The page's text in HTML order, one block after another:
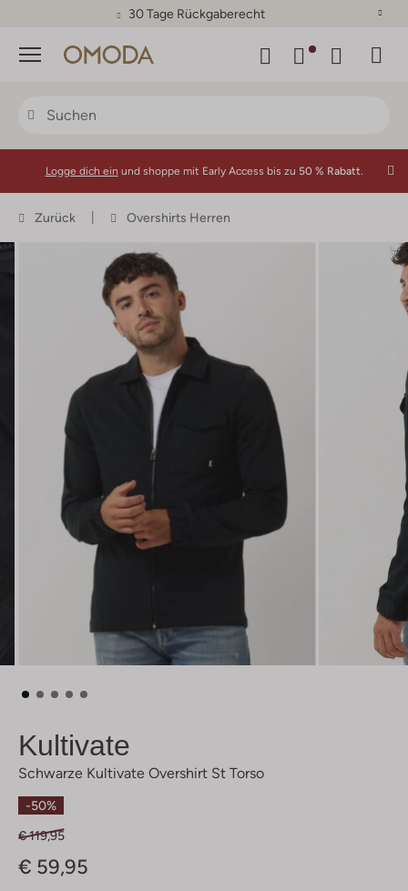
30 Tage Rückgaberecht
Menü
Logge dich ein und shoppe mit Early Access bis zu 50 % Rabatt.
Zurück Overshirts Herren
Kultivate
Schwarze Kultivate Overshirt St Torso
-50%
€ 119,95
€ 59,95